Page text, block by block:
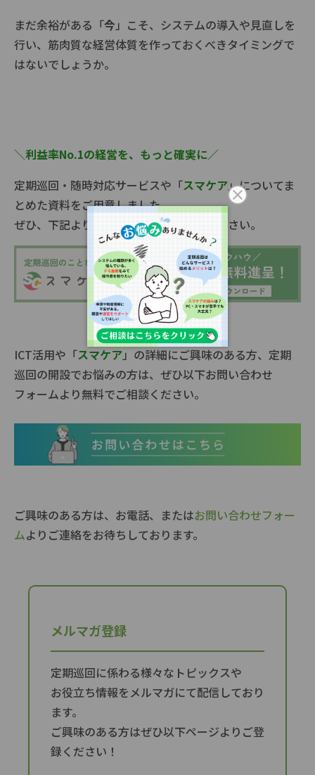
まだ余裕がある「今」こそ、システムの導入や見直しを
行い、筋肉質な経営体質を作っておくべきタイミングで
はないでしょうか。
＼利益率No.1の経営を、もっと確実に／
定期巡回・随時対応サービスや「スマケア」についてま
とめた資料をご用意しました。
ぜひ、下記よりダウンロードしてご覧ください。
ICT活用や「スマケア」の詳細にご興味のある方、定期
巡回の開設でお悩みの方は、ぜひ以下お問い合わせ
フォームより無料でご相談ください。
ご興味のある方は、お電話、またはお問い合わせフォー
ムよりご連絡をお待ちしております。
メルマガ登録
定期巡回に係わる様々なトピックスや
お役立ち情報をメルマガにて配信しており
ます。
ご興味のある方はぜひ以下ページよりご登
録ください！